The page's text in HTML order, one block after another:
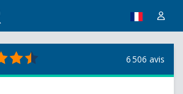
6 506 avis